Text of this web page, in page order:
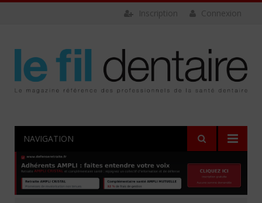
Connexion
Inscription
NAVIGATION